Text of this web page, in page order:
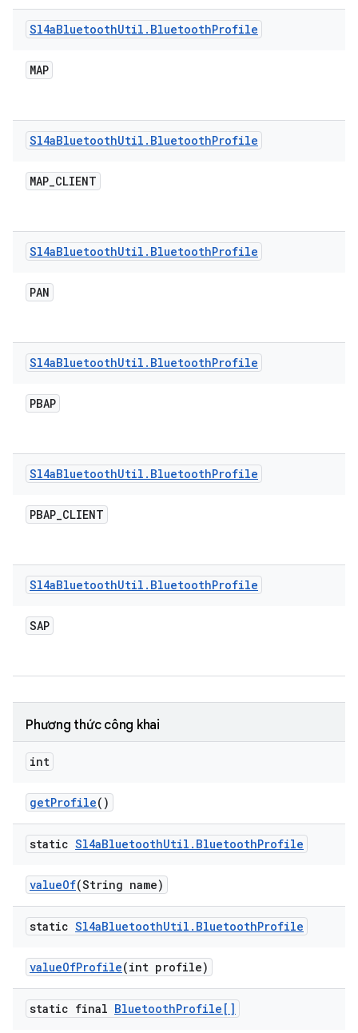
Sl4aBluetoothUtil . BluetoothProfile
MAP
Sl4aBluetoothUtil . BluetoothProfile
MAP_CLIENT
Sl4aBluetoothUtil . BluetoothProfile
PAN
Sl4aBluetoothUtil . BluetoothProfile
PBAP
Sl4aBluetoothUtil . BluetoothProfile
PBAP_CLIENT
Sl4aBluetoothUtil . BluetoothProfile
SAP
Phương thức công khai
int
getProfile()
static Sl4aBluetoothUtil . BluetoothProfile
valueOf(String name)
static Sl4aBluetoothUtil . BluetoothProfile
valueOfProfile(int profile)
static final BluetoothProfile[]